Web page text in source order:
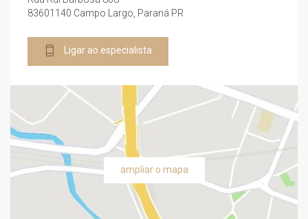
83601140 Campo Largo, Paraná PR
Ligar ao especialista
ampliar o mapa